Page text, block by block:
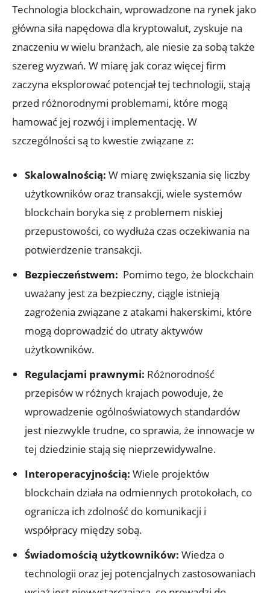
Technologia‍ blockchain, wprowadzone na rynek jako
główna siła napędowa ​dla kryptowalut, zyskuje na
znaczeniu w wielu⁢ branżach, ale niesie za‍ sobą także
szereg wyzwań. W miarę jak ⁢coraz ​więcej firm
zaczyna eksplorować potencjał ‌tej ⁢technologii, stają
przed różnorodnymi problemami, które mogą
hamować jej‍ rozwój i implementację. W
szczególności ​są to kwestie związane z:
Skalowalnością: W miarę zwiększania się liczby
użytkowników oraz ‍transakcji, wiele systemów⁤
blockchain boryka się z problemem ⁤niskiej
‍przepustowości, co wydłuża czas oczekiwania na⁤
potwierdzenie transakcji.
Bezpieczeństwem: ⁤ Pomimo tego, że blockchain
uważany jest za bezpieczny, ciągle istnieją
‌zagrożenia ‌związane z atakami hakerskimi, które
mogą doprowadzić do utraty aktywów
użytkowników.
Regulacjami prawnymi: Różnorodność
przepisów w różnych krajach powoduje, że
wprowadzenie ogólnoświatowych standardów‍
jest niezwykle trudne, ⁣co sprawia, że innowacje w
tej⁣ dziedzinie stają się nieprzewidywalne.
Interoperacyjnością: Wiele projektów
blockchain działa na odmiennych protokołach, co
ogranicza ich zdolność do komunikacji i
współpracy między sobą.
Świadomością⁣ użytkowników: Wiedza o
technologii oraz jej potencjalnych zastosowaniach